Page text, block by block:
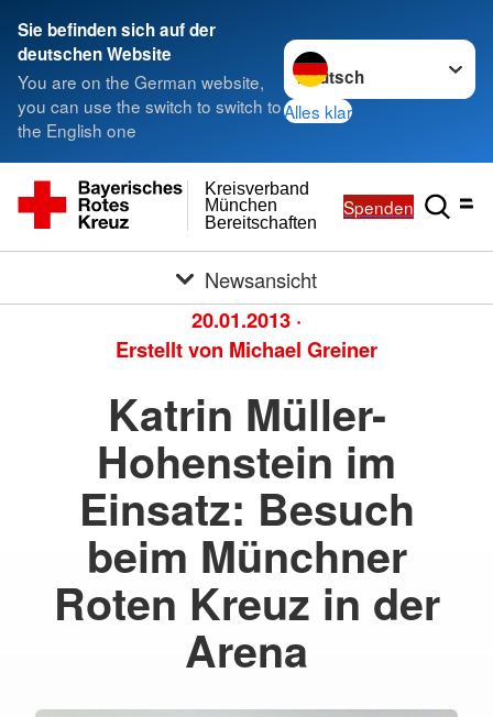
Sie befinden sich auf der
deutschen Website
You are on the German website,
you can use the switch to switch to
the English one
Sprache wechseln zu
Alles klar
Bereitschaften
München
Kreisverband
Spenden
Newsansicht
20.01.2013 ·
Erstellt von Michael Greiner
Katrin Müller-
Hohenstein im
Einsatz: Besuch
beim Münchner
Roten Kreuz in der
Arena